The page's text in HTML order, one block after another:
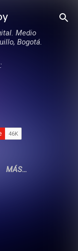
Medio
Bogotá.
MÁS…